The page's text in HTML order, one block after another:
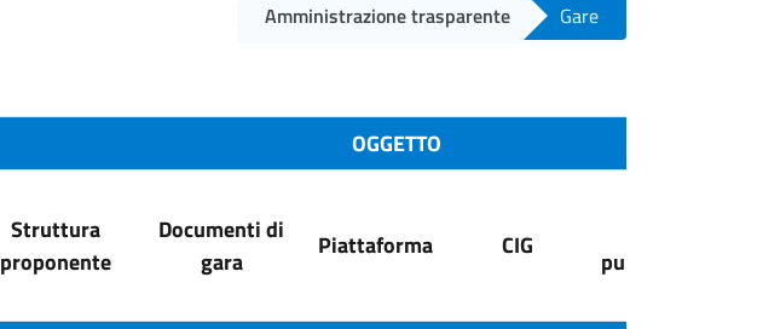
Amministrazione trasparente Gare
OGGETTO
Struttura
proponente
Documenti di
gara
Piattaforma CIG
pubblicazione